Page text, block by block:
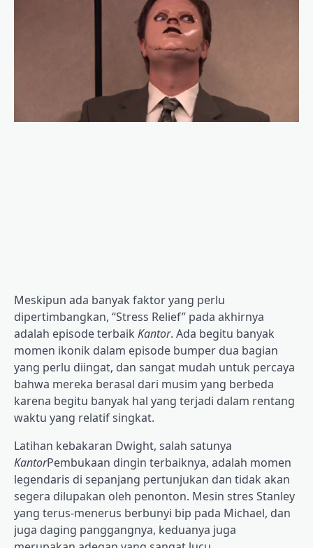
Meskipun ada banyak faktor yang perlu
dipertimbangkan, “Stress Relief” pada akhirnya
adalah episode terbaik Kantor. Ada begitu banyak
momen ikonik dalam episode bumper dua bagian
yang perlu diingat, dan sangat mudah untuk percaya
bahwa mereka berasal dari musim yang berbeda
karena begitu banyak hal yang terjadi dalam rentang
waktu yang relatif singkat.
Latihan kebakaran Dwight, salah satunya
KantorPembukaan dingin terbaiknya, adalah momen
legendaris di sepanjang pertunjukan dan tidak akan
segera dilupakan oleh penonton. Mesin stres Stanley
yang terus-menerus berbunyi bip pada Michael, dan
juga daging panggangnya, keduanya juga